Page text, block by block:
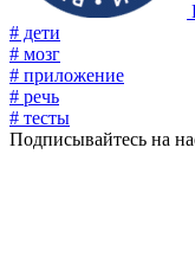
# дети
# мозг
# приложение
# речь
# тесты
Подписывайтесь на